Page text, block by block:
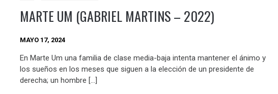
MARTE UM (GABRIEL MARTINS – 2022)
MAYO 17, 2024
En Marte Um una familia de clase media-baja intenta mantener el ánimo y
los sueños en los meses que siguen a la elección de un presidente de
derecha; un hombre […]